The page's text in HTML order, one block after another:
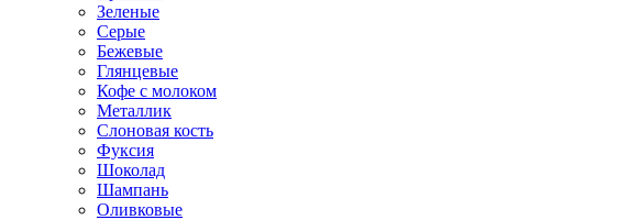
Зеленые
Серые
Бежевые
Глянцевые
Кофе с молоком
Металлик
Слоновая кость
Фуксия
Шоколад
Шампань
Оливковые